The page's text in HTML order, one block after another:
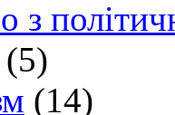
з
(5)
(14)